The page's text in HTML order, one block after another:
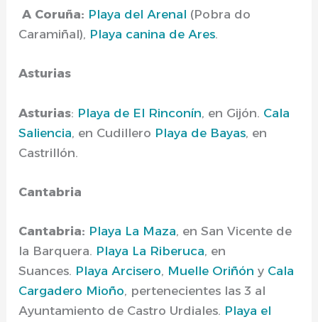
A Coruña: Playa del Arenal (Pobra do
Caramiñal), Playa canina de Ares.
Asturias
Asturias: Playa de El Rinconín, en Gijón. Cala
Saliencia, en Cudillero Playa de Bayas, en
Castrillón.
Cantabria
Cantabria: Playa La Maza, en San Vicente de
la Barquera. Playa La Riberuca, en
Suances. Playa Arcisero, Muelle Oriñón y Cala
Cargadero Mioño, pertenecientes las 3 al
Ayuntamiento de Castro Urdiales. Playa el